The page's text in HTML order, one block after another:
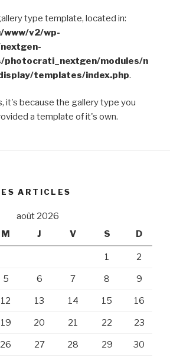
type template, located in:
v2/wp-
modules/n
templates/index.php.
it's because the gallery type you
a template of it's own.
ARTICLES
août 2026
M J V S D
1 2
5 6 7 8 9
12 13 14 15 16
19 20 21 22 23
26 27 28 29 30